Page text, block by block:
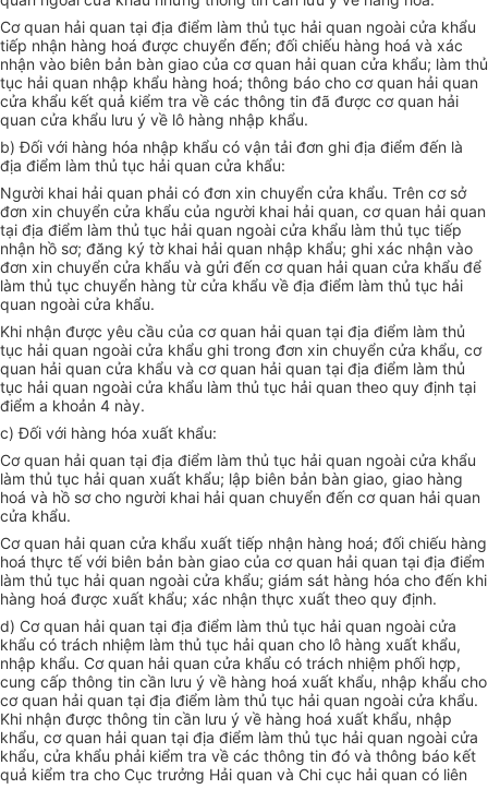
Cơ quan hải quan tại địa điểm làm thủ tục hải quan ngoài cửa khẩu
tiếp nhận hàng hoá được chuyển đến; đối chiếu hàng hoá và xác
nhận vào biên bản bàn giao của cơ quan hải quan cửa khẩu; làm thủ
tục hải quan nhập khẩu hàng hoá; thông báo cho cơ quan hải quan
cửa khẩu kết quả kiểm tra về các thông tin đã được cơ quan hải
quan cửa khẩu lưu ý về lô hàng nhập khẩu.
b) Đối với hàng hóa nhập khẩu có vận tải đơn ghi địa điểm đến là
địa điểm làm thủ tục hải quan cửa khẩu:
Người khai hải quan phải có đơn xin chuyển cửa khẩu. Trên cơ sở
đơn xin chuyển cửa khẩu của người khai hải quan, cơ quan hải quan
tại địa điểm làm thủ tục hải quan ngoài cửa khẩu làm thủ tục tiếp
nhận hồ sơ; đăng ký tờ khai hải quan nhập khẩu; ghi xác nhận vào
đơn xin chuyển cửa khẩu và gửi đến cơ quan hải quan cửa khẩu để
làm thủ tục chuyển hàng từ cửa khẩu về địa điểm làm thủ tục hải
quan ngoài cửa khẩu.
Khi nhận được yêu cầu của cơ quan hải quan tại địa điểm làm thủ
tục hải quan ngoài cửa khẩu ghi trong đơn xin chuyển cửa khẩu, cơ
quan hải quan cửa khẩu và cơ quan hải quan tại địa điểm làm thủ
tục hải quan ngoài cửa khẩu làm thủ tục hải quan theo quy định tại
điểm a khoản 4 này.
c) Đối với hàng hóa xuất khẩu:
Cơ quan hải quan tại địa điểm làm thủ tục hải quan ngoài cửa khẩu
làm thủ tục hải quan xuất khẩu; lập biên bản bàn giao, giao hàng
hoá và hồ sơ cho người khai hải quan chuyển đến cơ quan hải quan
cửa khẩu.
Cơ quan hải quan cửa khẩu xuất tiếp nhận hàng hoá; đối chiếu hàng
hoá thực tế với biên bản bàn giao của cơ quan hải quan tại địa điểm
làm thủ tục hải quan ngoài cửa khẩu; giám sát hàng hóa cho đến khi
hàng hoá được xuất khẩu; xác nhận thực xuất theo quy định.
d) Cơ quan hải quan tại địa điểm làm thủ tục hải quan ngoài cửa
khẩu có trách nhiệm làm thủ tục hải quan cho lô hàng xuất khẩu,
nhập khẩu. Cơ quan hải quan cửa khẩu có trách nhiệm phối hợp,
cung cấp thông tin cần lưu ý về hàng hoá xuất khẩu, nhập khẩu cho
cơ quan hải quan tại địa điểm làm thủ tục hải quan ngoài cửa khẩu.
Khi nhận được thông tin cần lưu ý về hàng hoá xuất khẩu, nhập
khẩu, cơ quan hải quan tại địa điểm làm thủ tục hải quan ngoài cửa
khẩu, cửa khẩu phải kiểm tra về các thông tin đó và thông báo kết
quả kiểm tra cho Cục trưởng Hải quan và Chi cục hải quan có liên